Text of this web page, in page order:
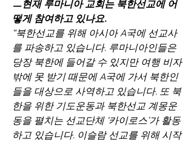
ㅡ현재 루마니아 교회는 북한선교에 어
떻게 참여하고 있나요.
“북한선교를 위해 아시아 A국에 선교사
를 파송하고 있습니다. 루마니아인들은
당장 북한에 들어갈 수 있지만 여행 비자
밖에 못 받기 때문에 A국에 가서 북한인
들을 대상으로 사역하고 있습니다. 또 북
한을 위한 기도운동과 북한선교 계몽운
동을 펼치는 선교단체 ‘카이로스’가 활동
하고 있습니다. 이슬람 선교를 위해 시작